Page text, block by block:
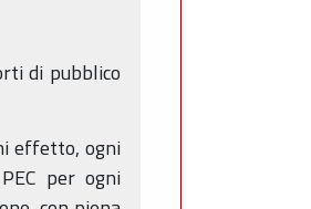
di pubblico
effetto, ogni
per ogni